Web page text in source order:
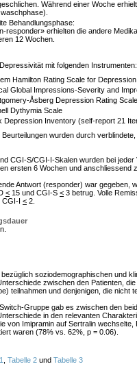
Während einer Woche
Behandlungsphase:
responder» erhielten die andere
12 Wochen.
mit folgenden Instrumenten:
Hamilton Rating Scale for
Global Impressions-Severity and
Åsberg Depression Rating Scale
Dythymia Scale
Depression Inventory (self-report 21
Beurteilungen wurden durch
CGI-S/CGI-I-Skalen wurden bei
ersten 6 Wochen und anschliessend
Antwort (responder) war gegeben,
< 15 und CGI-S < 3 betrug. Volle
CGI-I < 2.
soziodemographischen und
zwischen den Patienten,
teilnahmen und denjenigen, die nicht
Gruppe gab es zwischen den
in den relevanten
von Imipramin auf Sertralin wechselte,
waren (78% vs. 62%, p = 0.06).
Tabelle 2 und Tabelle 3